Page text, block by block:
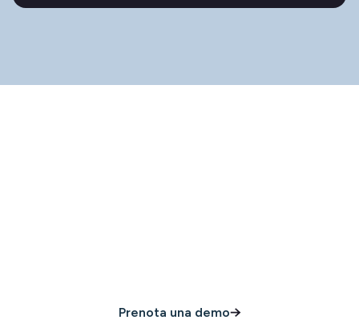
Prenota una demo